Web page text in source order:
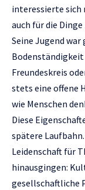
interessierte sich
auch für die
Seine Jugend
Bodenständigkeit
Freundeskreis
stets eine offene
wie Menschen
Diese
spätere
Leidenschaft für
hinausgingen:
gesellschaftliche